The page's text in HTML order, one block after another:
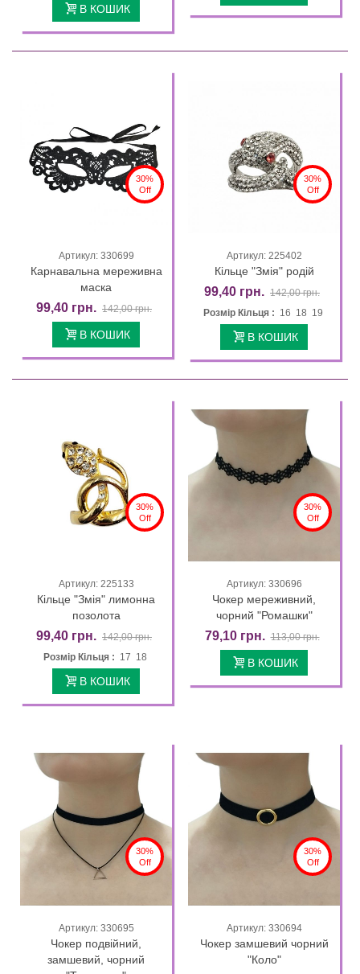
В КОШИК
30%
Off
Артикул: 330699
Карнавальна мереживна
маска
99,40 грн. 142,00 грн.
В КОШИК
30%
Off
Артикул: 225402
Кільце "Змія" родій
99,40 грн. 142,00 грн.
Розмір Кільця : 16 18 19
В КОШИК
30%
Off
Артикул: 225133
Кільце "Змія" лимонна
позолота
99,40 грн. 142,00 грн.
Розмір Кільця : 17 18
В КОШИК
30%
Off
Артикул: 330696
Чокер мереживний,
чорний "Ромашки"
79,10 грн. 113,00 грн.
В КОШИК
30%
Off
Артикул: 330695
Чокер подвійний,
замшевий, чорний
30%
Off
Артикул: 330694
Чокер замшевий чорний
"Коло"